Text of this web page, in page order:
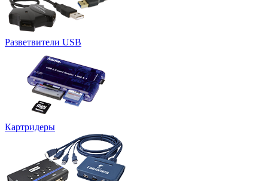
Разветвители USB
Картридеры